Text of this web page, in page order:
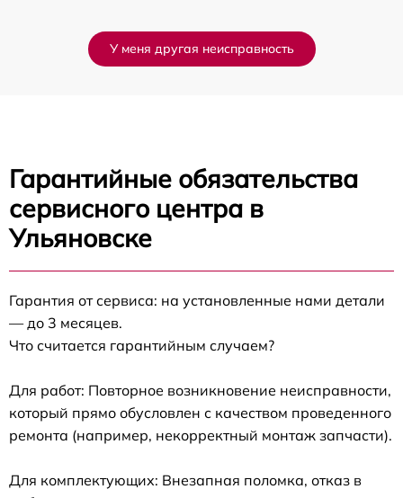
У меня другая неисправность
Гарантийные обязательства
сервисного центра в
Ульяновске
Гарантия от сервиса: на установленные нами детали
— до 3 месяцев.
Что считается гарантийным случаем?
Для работ: Повторное возникновение неисправности,
который прямо обусловлен с качеством проведенного
ремонта (например, некорректный монтаж запчасти).
Для комплектующих: Внезапная поломка, отказ в